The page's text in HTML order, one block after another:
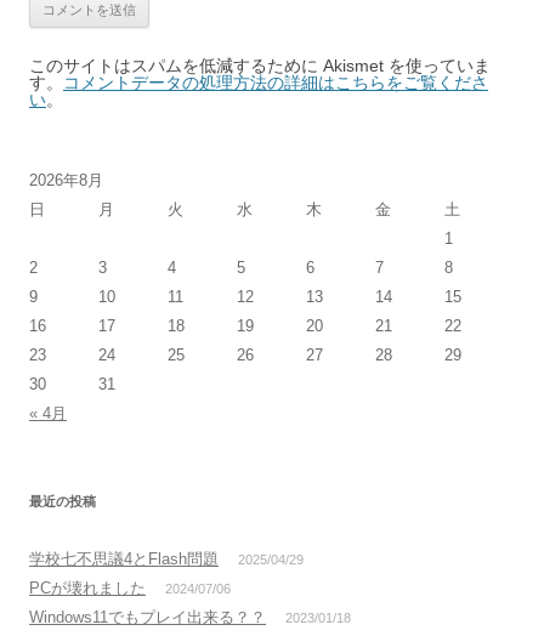
このサイトはスパムを低減するために Akismet を使っていま
す。
コメントデータの処理方法の詳細はこちらをご覧くださ
い。
2026年8月
日
月 火 水 木 金
土
1
2
3 4 5 6 7
8
9
10 11 12 13 14
15
16
17 18 19 20 21
22
23
24 25 26 27 28
29
30
31
« 4月
最近の投稿
学校七不思議4とFlash問題 2025/04/29
PCが壊れました 2024/07/06
Windows11でもプレイ出来る？？ 2023/01/18